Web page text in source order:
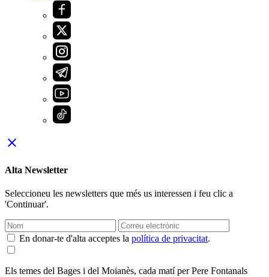
close
Alta Newsletter
Seleccioneu les newsletters que més us interessen i feu clic a
'Continuar'.
En donar-te d'alta acceptes la política de privacitat.
Els temes del Bages i del Moianès, cada matí per Pere Fontanals